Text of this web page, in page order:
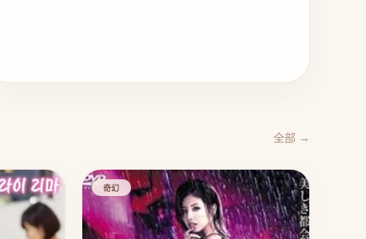
全部 →
奇幻